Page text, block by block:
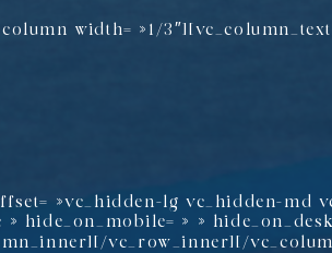
width= »1/
»vc_hidden-lg vc_hidden-md
hide_on_mobile= » »
vc_row_inner][/